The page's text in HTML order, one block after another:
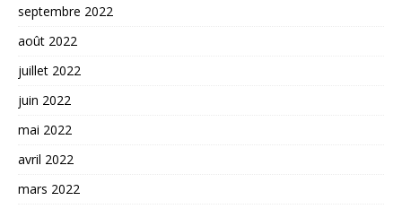
septembre 2022
août 2022
juillet 2022
juin 2022
mai 2022
avril 2022
mars 2022